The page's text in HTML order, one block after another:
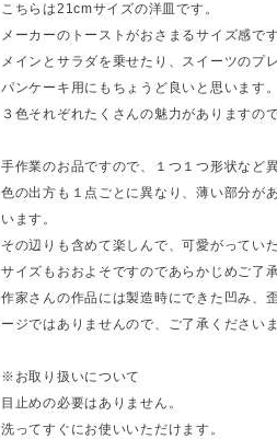
こちらは21cmサイズの洋皿です。
メーカーのトーストがおさまるサイズ感です
メインとサラダを乗せたり、スイーツのプ
パンケーキ用にもちょうど良いと思います。
３色それぞれたくさんの魅力がありますの
手作業のお品ですので、１つ１つ形状など
色の出方も１点ごとに異なり、薄い部分が
います。
その辺りも含めて楽しんで、可愛がってい
サイズもおおよそですのであらかじめご了
作家さんの作品には製造時にできた凹み、
ージではありませんので、ご了承くださいま
※お取り扱いについて
目止めの必要はありません。
洗ってすぐにお使いいただけます。